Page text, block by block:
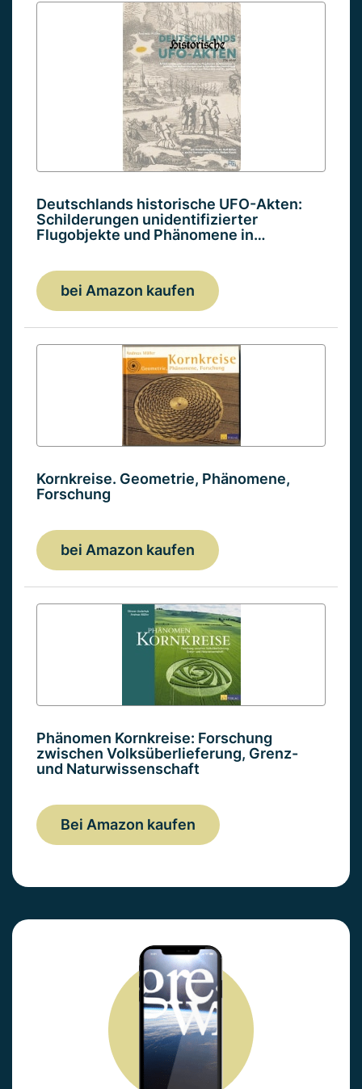
Deutschlands historische UFO-Akten:
Schilderungen unidentifizierter
Flugobjekte und Phänomene in…
bei Amazon kaufen
Kornkreise. Geometrie, Phänomene,
Forschung
bei Amazon kaufen
Phänomen Kornkreise: Forschung
zwischen Volksüberlieferung, Grenz-
und Naturwissenschaft
Bei Amazon kaufen